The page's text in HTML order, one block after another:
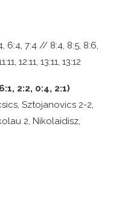
6:4, 7:4 // 8:4, 8:5, 8:6,
12:11, 13:11, 13:12
2:2, 0:4, 2:1)
Sztojanovics 2-2,
2, Nikolaidisz,